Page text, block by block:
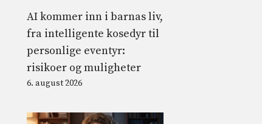
AI kommer inn i barnas liv,
fra intelligente kosedyr til
personlige eventyr:
risikoer og muligheter
6. august 2026